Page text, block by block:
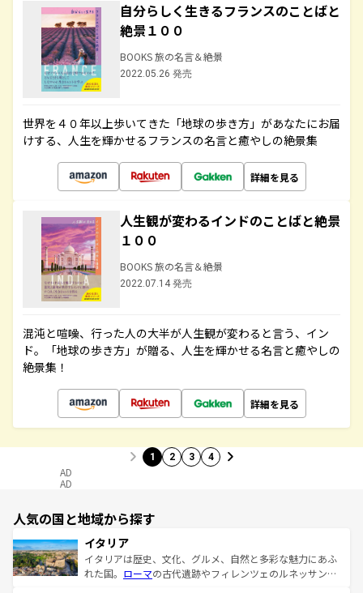
自分らしく生きるフランスのことばと
絶景１００
BOOKS 旅の名言＆絶景
2022.05.26 発売
世界を４０年以上歩いてきた「地球の歩き方」があなたにお届
けする、人生を輝かせるフランスの名言と癒やしの絶景集
詳細を見る
人生観が変わるインドのことばと絶景
１００
BOOKS 旅の名言＆絶景
2022.07.14 発売
混沌と喧噪、行った人の大半が人生観が変わると言う、イン
ド。「地球の歩き方」が贈る、人生を輝かせる名言と癒やしの
絶景集！
詳細を見る
1 2 3 4
AD
AD
人気の国と地域から探す
イタリア
イタリアは歴史、文化、グルメ、自然と多彩な魅力にあふ
れた国。 ローマの古代遺跡やフィレンツェのルネッサンス